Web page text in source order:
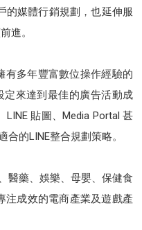
的媒體行銷規劃，也延伸服
進。
有多年豐富數位操作經驗的
定來達到最佳的廣告活動成
LINE 貼圖、Media Portal 甚
的LINE整合規劃策略。
醫藥、娛樂、母嬰、保健食
注成效的電商產業及遊戲產